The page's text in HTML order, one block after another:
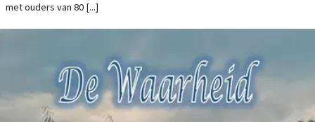
met ouders van 80 [...]